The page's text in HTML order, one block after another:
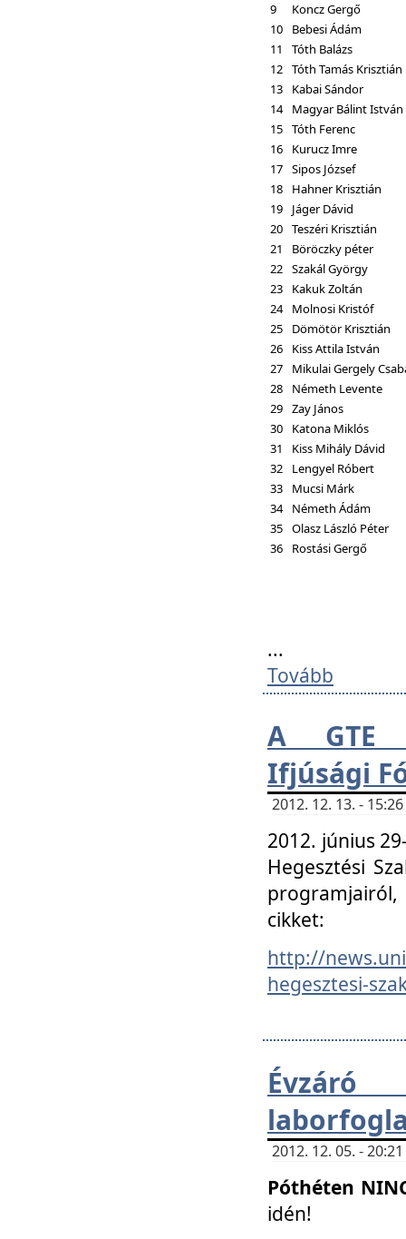
9
Koncz Gergő
10
Bebesi Ádám
11
Tóth Balázs
12 Tóth Tamás Krisztián
13
Kabai Sándor
14 Magyar Bálint István
15 Tóth Ferenc
16
Kurucz Imre
17 Sipos József
18
Hahner Krisztián
19
Jáger Dávid
20 Teszéri Krisztián
21
Böröczky péter
22 Szakál György
23
Kakuk Zoltán
24
Molnosi Kristóf
25
Dömötör Krisztián
26
Kiss Attila István
27
Mikulai Gergely
28
Németh Levente
29 Zay János
30
Katona Miklós
31
Kiss Mihály Dávid
32
Lengyel Róbert
33
Mucsi Márk
34
Németh Ádám
35 Olasz László Péter
36
Rostási Gergő
...
Tovább
A GTE
Ifjúsági
2012. 12. 13. -
2012. június
Hegesztési
cikket:
http://
hegesztesi-
2012. 12. 05. -
Póthéten
idén!